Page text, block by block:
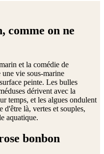
comme on ne
et la comédie de
vie sous-marine
peinte. Les bulles
dérivent avec la
temps, et les algues ondulent
là, vertes et souples,
aquatique.
bonbon